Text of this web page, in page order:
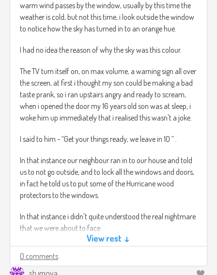
warm wind passes by the window, usually by this time the
weather is cold, but not this time, i look outside the window
to notice how the sky has turned in to an orange hue.
I had no idea the reason of why the sky was this colour.
The TV turn itself on, on max volume, a warning sign all over
the screen, at first i thought my son could be making a bad
taste prank, so i ran upstairs angry and ready to scream,
when i opened the door my 16 years old son was at sleep, i
woke him up immediately that i realised this wasn't a joke.
I said to him - “Get your things ready, we leave in 10 ” .
In that instance our neighbour ran in to our house and told
us to not go outside, and to lock all the windows and doors,
in fact he told us to put some of the Hurricane wood
protectors to the windows.
In that instance i didn't quite understood the real nightmare
that we were about to face.
11 PM, we didn't leave the house that night our neighbour
also stayed with us.
View rest ↓
0 comments